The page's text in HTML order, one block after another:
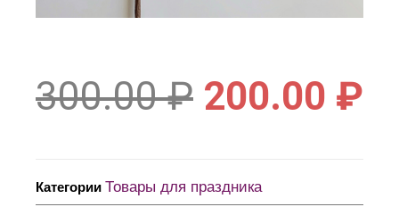
300.00₽ 200.00 ₽
Категории Товары для праздника